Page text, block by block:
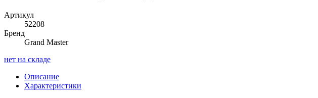
Артикул
52208
Бренд
Grand Master
нет на складе
Описание
Характеристики